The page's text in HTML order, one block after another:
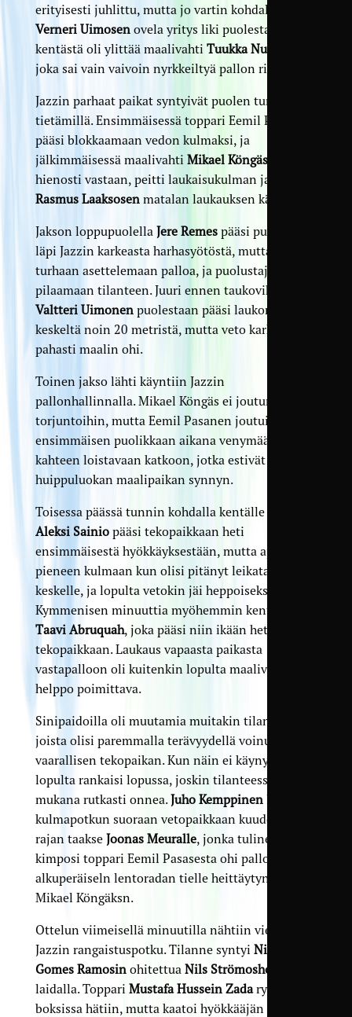
erityisesti juhlittu, mutta jo vartin kohdalla
Verneri Uimosen ovela yritys liki puolesta
kentästä oli ylittää maalivahti Tuukka Nurmen
joka sai vain vaivoin nyrkkeiltyä pallon riman yli.
Jazzin parhaat paikat syntyivät puolen tunnin
tietämillä. Ensimmäisessä toppari Eemil Pasanen
pääsi blokkaamaan vedon kulmaksi, ja
jälkimmäisessä maalivahti Mikael Köngäs
hienosti vastaan, peitti laukaisukulman ja torjui
Rasmus Laaksosenmatalan laukauksen kädellään.
Jakson loppupuolella Jere Remespääsi puolittain
läpi Jazzin karkeasta harhasyötöstä, mutta jäi
turhaan asettelemaan palloa, ja puolustaja ehti
pilaamaan tilanteen. Juuri ennen taukovihellystä
Valtteri Uimonen puolestaan pääsi laukomaan
keskeltä noin 20 metristä, mutta veto karkasi
pahasti maalin ohi.
Toinen jakso lähti käyntiin Jazzin
pallonhallinnalla. Mikael Köngäs ei joutunut
torjuntoihin, mutta Eemil Pasanen joutui jakson
ensimmäisen puolikkaan aikana venymään
kahteen loistavaan katkoon, jotka estivät
huippuluokan maalipaikan synnyn.
Toisessa päässä tunnin kohdalla kentälle otettu
Aleksi Sainiopääsi tekopaikkaan heti
ensimmäisestä hyökkäyksestään, mutta ajautui
pieneen kulmaan kun olisi pitänyt leikata
keskelle, ja lopulta vetokin jäi heppoiseksi.
Kymmenisen minuuttia myöhemmin kentälle tuli
Taavi Abruquah, joka pääsi niin ikään heti
tekopaikkaan. Laukaus vapaasta paikasta
vastapalloon oli kuitenkin lopulta maalivahdille
helppo poimittava.
Sinipaidoilla oli muutamia muitakin tilanteita,
joista olisi paremmalla terävyydellä voinut luoda
vaarallisen tekopaikan. Kun näin ei käynyt, Jazz
lopulta rankaisi lopussa, joskin tilanteessa oli
mukana rutkasti onnea.Juho Kemppinen lähetti
kulmapotkun suoraan vetopaikkaan kuudentoista
rajan taakse Joonas Meuralle, jonka tulinen veto
kimposi toppari Eemil Pasasesta ohi pallon
alkuperäiseln lentoradan tielle heittäytyneen
Mikael Köngäksn.
Ottelun viimeisellä minuutilla nähtiin vielä
Jazzin rangaistuspotku. Tilanne syntyi Nicolas
Gomes Ramosin ohitettua Nils Strömosholmin
laidalla. Toppari Mustafa Hussein Zadaryntäsi
boksissa hätiin, mutta kaatoi hyökkääjän hiukan